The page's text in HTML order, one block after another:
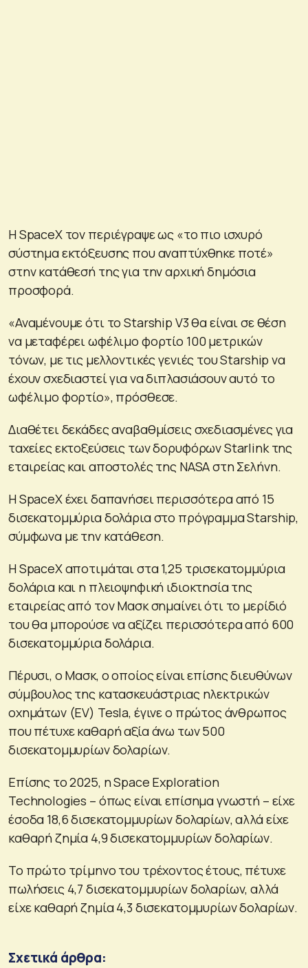
Η SpaceX τον περιέγραψε ως «το πιο ισχυρό
σύστημα εκτόξευσης που αναπτύχθηκε ποτέ»
στην κατάθεσή της για την αρχική δημόσια
προσφορά.
«Αναμένουμε ότι το Starship V3 θα είναι σε θέση
να μεταφέρει ωφέλιμο φορτίο 100 μετρικών
τόνων, με τις μελλοντικές γενιές του Starship να
έχουν σχεδιαστεί για να διπλασιάσουν αυτό το
ωφέλιμο φορτίο», πρόσθεσε.
Διαθέτει δεκάδες αναβαθμίσεις σχεδιασμένες για
ταχείες εκτοξεύσεις των δορυφόρων Starlink της
εταιρείας και αποστολές της NASA στη Σελήνη.
Η SpaceX έχει δαπανήσει περισσότερα από 15
δισεκατομμύρια δολάρια στο πρόγραμμα Starship,
σύμφωνα με την κατάθεση.
Η SpaceX αποτιμάται στα 1,25 τρισεκατομμύρια
δολάρια και η πλειοψηφική ιδιοκτησία της
εταιρείας από τον Μασκ σημαίνει ότι το μερίδιό
του θα μπορούσε να αξίζει περισσότερα από 600
δισεκατομμύρια δολάρια.
Πέρυσι, ο Μασκ, ο οποίος είναι επίσης διευθύνων
σύμβουλος της κατασκευάστριας ηλεκτρικών
οχημάτων (EV) Tesla, έγινε ο πρώτος άνθρωπος
που πέτυχε καθαρή αξία άνω των 500
δισεκατομμυρίων δολαρίων.
Επίσης το 2025, η Space Exploration
Technologies – όπως είναι επίσημα γνωστή – είχε
έσοδα 18,6 δισεκατομμυρίων δολαρίων, αλλά είχε
καθαρή ζημία 4,9 δισεκατομμυρίων δολαρίων.
Το πρώτο τρίμηνο του τρέχοντος έτους, πέτυχε
πωλήσεις 4,7 δισεκατομμυρίων δολαρίων, αλλά
είχε καθαρή ζημία 4,3 δισεκατομμυρίων δολαρίων.
Σχετικά άρθρα: